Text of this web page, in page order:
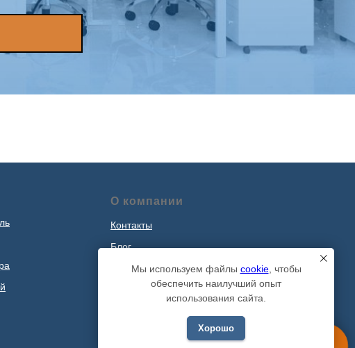
Мы используем файлы cookie, чтобы
обеспечить наилучший опыт
использования сайта.
Хорошо
О компании
Контакты
Блог
Наши проекты
Политика обработки персональных